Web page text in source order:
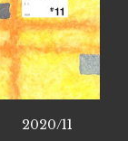
2020/11